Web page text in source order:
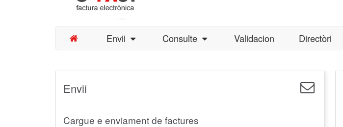
Envii Consulte Validacion Directòri
Envii
Cargue e enviament de factures